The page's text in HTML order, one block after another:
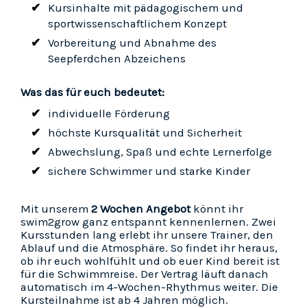
Kursinhalte mit pädagogischem und
sportwissenschaftlichem Konzept
Vorbereitung und Abnahme des
Seepferdchen Abzeichens
Was das für euch bedeutet:
individuelle Förderung
höchste Kursqualität und Sicherheit
Abwechslung, Spaß und echte Lernerfolge
sichere Schwimmer und starke Kinder
Mit unserem 2 Wochen Angebot könnt ihr
swim2grow ganz entspannt kennenlernen. Zwei
Kursstunden lang erlebt ihr unsere Trainer, den
Ablauf und die Atmosphäre. So findet ihr heraus,
ob ihr euch wohlfühlt und ob euer Kind bereit ist
für die Schwimmreise. Der Vertrag läuft danach
automatisch im 4-Wochen-Rhythmus weiter. Die
Kursteilnahme ist ab 4 Jahren möglich.